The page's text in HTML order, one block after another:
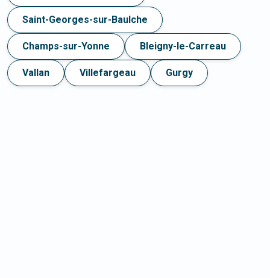
Saint-Georges-sur-Baulche
Champs-sur-Yonne Bleigny-le-Carreau
Vallan Villefargeau Gurgy